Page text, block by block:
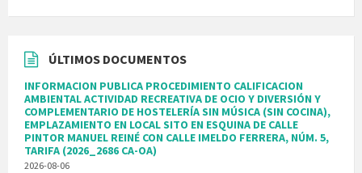
ÚLTIMOS DOCUMENTOS
INFORMACION PUBLICA PROCEDIMIENTO CALIFICACION
AMBIENTAL ACTIVIDAD RECREATIVA DE OCIO Y DIVERSIÓN Y
COMPLEMENTARIO DE HOSTELERÍA SIN MÚSICA (SIN COCINA),
EMPLAZAMIENTO EN LOCAL SITO EN ESQUINA DE CALLE
PINTOR MANUEL REINÉ CON CALLE IMELDO FERRERA, NÚM. 5,
TARIFA (2026_2686 CA-OA)
2026-08-06